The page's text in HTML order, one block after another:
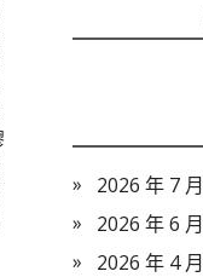
2026 年 7 月
2026 年 6 月
2026 年 4 月